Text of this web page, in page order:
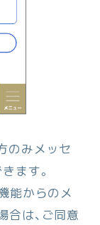
のみメッセ
ます。
能からのメ
は、ご同意